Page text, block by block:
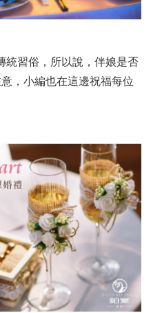
統習俗，所以說，伴娘是否
，小編也在這邊祝福每位